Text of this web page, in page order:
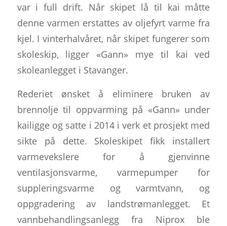
var i full drift. Når skipet lå til kai måtte
denne varmen erstattes av oljefyrt varme fra
kjel. I vinterhalvåret, når skipet fungerer som
skoleskip, ligger «Gann» mye til kai ved
skoleanlegget i Stavanger.
Rederiet ønsket å eliminere bruken av
brennolje til oppvarming på «Gann» under
kailigge og satte i 2014 i verk et prosjekt med
sikte på dette. Skoleskipet fikk installert
varmevekslere for å gjenvinne
ventilasjonsvarme, varmepumper for
suppleringsvarme og varmtvann, og
oppgradering av landstrømanlegget. Et
vannbehandlingsanlegg fra Niprox ble